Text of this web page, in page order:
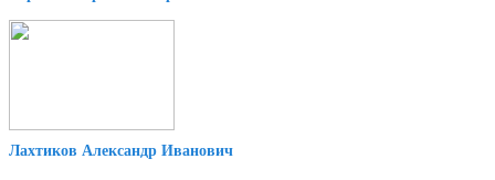
Лахтиков Александр Иванович